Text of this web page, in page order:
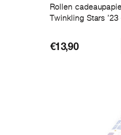
Rollen
Twinkling Stars
€13,90